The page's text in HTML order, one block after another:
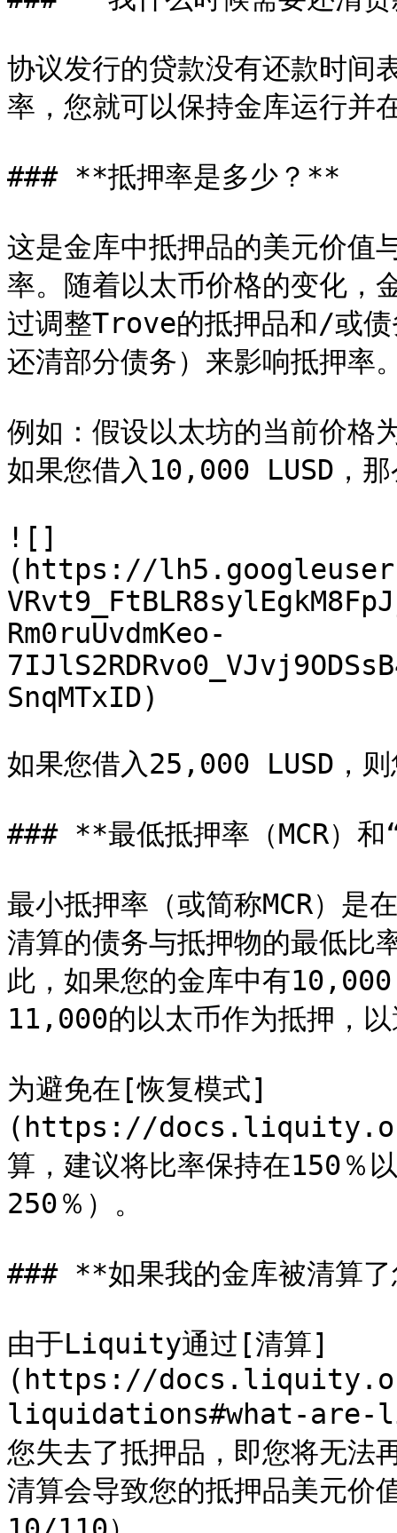
协议发行的贷款没有还款时间
率，您就可以保持金库运行并
### **抵押率是多少？**
这是金库中抵押品的美元价值
率。随着以太币价格的变化，
过调整Trove的抵押品和/或债
还清部分债务）来影响抵押率
例如：假设以太坊的当前价
如果您借入10,000 LUSD，
![]
(https://
Rm0ruUvdmKeo-
SnqMTxID)
如果您借入25,000 LUSD，
### **最低抵押率（MCR）
最小抵押率（或简称MCR）是
清算的债务与抵押物的最低比
此，如果您的金库中有
11,000的以太币作为抵押，
为避免在[恢复模式]
(https://
算，建议将比率​​保持在150％
250％）。
### **如果我的金库被清算
由于Liquity通过[清算]
(https://
liquidations#what-are-
您失去了抵押品，即您将无法
清算会导致您的抵押品美元